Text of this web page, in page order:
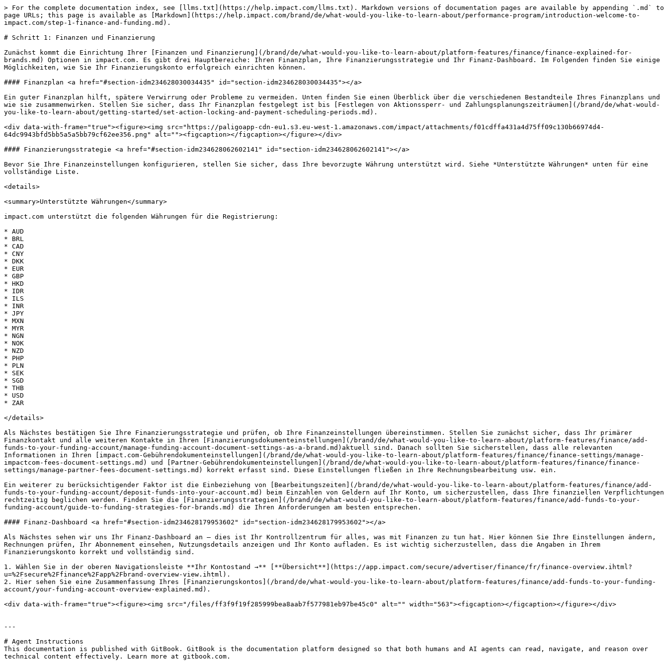
> For the complete documentation index, see [llms.txt](https://help.impact.com/llms.txt). Markdown versions of documentation pages are available by appending `.md` to
page URLs; this page is available as [Markdown](https://help.impact.com/brand/de/what-would-you-like-to-learn-about/performance-program/introduction-welcome-to-
impact.com/step-1-finance-and-funding.md).
# Schritt 1: Finanzen und Finanzierung
Zunächst kommt die Einrichtung Ihrer [Finanzen und Finanzierung](/brand/de/what-would-you-like-to-learn-about/platform-features/finance/finance-explained-for-
brands.md) Optionen in impact.com. Es gibt drei Hauptbereiche: Ihren Finanzplan, Ihre Finanzierungsstrategie und Ihr Finanz-Dashboard. Im Folgenden finden Sie einige
Möglichkeiten, wie Sie Ihr Finanzierungskonto erfolgreich einrichten können.
#### Finanzplan <a href="#section-idm234628030034435" id="section-idm234628030034435"></a>
Ein guter Finanzplan hilft, spätere Verwirrung oder Probleme zu vermeiden. Unten finden Sie einen Überblick über die verschiedenen Bestandteile Ihres Finanzplans und
wie sie zusammenwirken. Stellen Sie sicher, dass Ihr Finanzplan festgelegt ist bis [Festlegen von Aktionssperr- und Zahlungsplanungszeiträumen](/brand/de/what-would-
you-like-to-learn-about/getting-started/set-action-locking-and-payment-scheduling-periods.md).
<div data-with-frame="true"><figure><img src="https://paligoapp-cdn-eu1.s3.eu-west-1.amazonaws.com/impact/attachments/f01cdffa431a4d75ff09c130b66974d4-
64dc9943bfd5bb5a5a5bb79cf62ee356.png" alt=""><figcaption></figcaption></figure></div>
#### Finanzierungsstrategie <a href="#section-idm234628062602141" id="section-idm234628062602141"></a>
Bevor Sie Ihre Finanzeinstellungen konfigurieren, stellen Sie sicher, dass Ihre bevorzugte Währung unterstützt wird. Siehe *Unterstützte Währungen* unten für eine
vollständige Liste.
<details>
<summary>Unterstützte Währungen</summary>
impact.com unterstützt die folgenden Währungen für die Registrierung:
* AUD
* BRL
* CAD
* CNY
* DKK
* EUR
* GBP
* HKD
* IDR
* ILS
* INR
* JPY
* MXN
* MYR
* NGN
* NOK
* NZD
* PHP
* PLN
* SEK
* SGD
* THB
* USD
* ZAR
</details>
Als Nächstes bestätigen Sie Ihre Finanzierungsstrategie und prüfen, ob Ihre Finanzeinstellungen übereinstimmen. Stellen Sie zunächst sicher, dass Ihr primärer
Finanzkontakt und alle weiteren Kontakte in Ihren [Finanzierungsdokumenteinstellungen](/brand/de/what-would-you-like-to-learn-about/platform-features/finance/add-
funds-to-your-funding-account/manage-funding-account-document-settings-as-a-brand.md)aktuell sind. Danach sollten Sie sicherstellen, dass alle relevanten
Informationen in Ihren [impact.com-Gebührendokumenteinstellungen](/brand/de/what-would-you-like-to-learn-about/platform-features/finance/finance-settings/manage-
impactcom-fees-document-settings.md) und [Partner-Gebührendokumenteinstellungen](/brand/de/what-would-you-like-to-learn-about/platform-features/finance/finance-
settings/manage-partner-fees-document-settings.md) korrekt erfasst sind. Diese Einstellungen fließen in Ihre Rechnungsbearbeitung usw. ein.
Ein weiterer zu berücksichtigender Faktor ist die Einbeziehung von [Bearbeitungszeiten](/brand/de/what-would-you-like-to-learn-about/platform-features/finance/add-
funds-to-your-funding-account/deposit-funds-into-your-account.md) beim Einzahlen von Geldern auf Ihr Konto, um sicherzustellen, dass Ihre finanziellen Verpflichtungen
rechtzeitig beglichen werden. Finden Sie die [Finanzierungsstrategien](/brand/de/what-would-you-like-to-learn-about/platform-features/finance/add-funds-to-your-
funding-account/guide-to-funding-strategies-for-brands.md) die Ihren Anforderungen am besten entsprechen.
#### Finanz-Dashboard <a href="#section-idm234628179953602" id="section-idm234628179953602"></a>
Als Nächstes sehen wir uns Ihr Finanz-Dashboard an – dies ist Ihr Kontrollzentrum für alles, was mit Finanzen zu tun hat. Hier können Sie Ihre Einstellungen ändern,
Rechnungen prüfen, Ihr Abonnement einsehen, Nutzungsdetails anzeigen und Ihr Konto aufladen. Es ist wichtig sicherzustellen, dass die Angaben in Ihrem
Finanzierungskonto korrekt und vollständig sind.
1. Wählen Sie in der oberen Navigationsleiste **Ihr Kontostand →** [**Übersicht**](https://app.impact.com/secure/advertiser/finance/fr/finance-overview.ihtml?
u=%2Fsecure%2Ffinance%2Fapp%2Fbrand-overview-view.ihtml).
2. Hier sehen Sie eine Zusammenfassung Ihres [Finanzierungskontos](/brand/de/what-would-you-like-to-learn-about/platform-features/finance/add-funds-to-your-funding-
account/your-funding-account-overview-explained.md).
<div data-with-frame="true"><figure><img src="/files/ff3f9f19f285999bea8aab7f577981eb97be45c0" alt="" width="563"><figcaption></figcaption></figure></div>
---
# Agent Instructions
This documentation is published with GitBook. GitBook is the documentation platform designed so that both humans and AI agents can read, navigate, and reason over
technical content effectively. Learn more at gitbook.com.